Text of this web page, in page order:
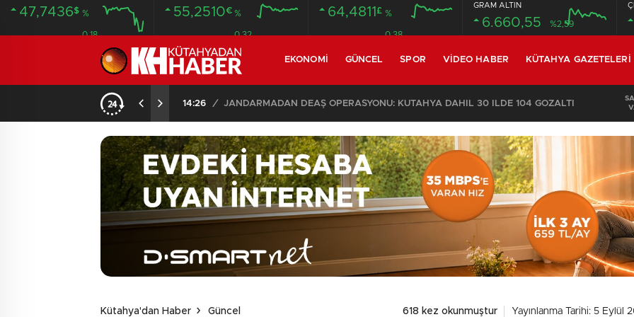
47,7436$ %
0.18
55,2510€ %
0.32
64,4811 £ %
0.38
GRAM ALTIN
6.660,55 %2,59
EKONOMI GÜNCEL SPOR VIDEO HABER KÜTAHYA GAZETELERI
14:26 / JANDARMADAN DEAŞ OPERASYONU: KÜTAHYA DAHİL 30 İLDE 104 GÖZALTI
Kütahya'dan Haber Güncel 618 kez okunmuştur Yayınlanma Tarihi: 5 Eylül